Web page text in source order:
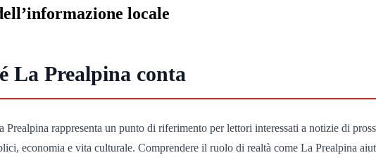
locale
La Prealpina conta
rappresenta un punto di riferimento per lettori interessati a notizie di
economia e vita culturale. Comprendere il ruolo di realtà come La Prealpina